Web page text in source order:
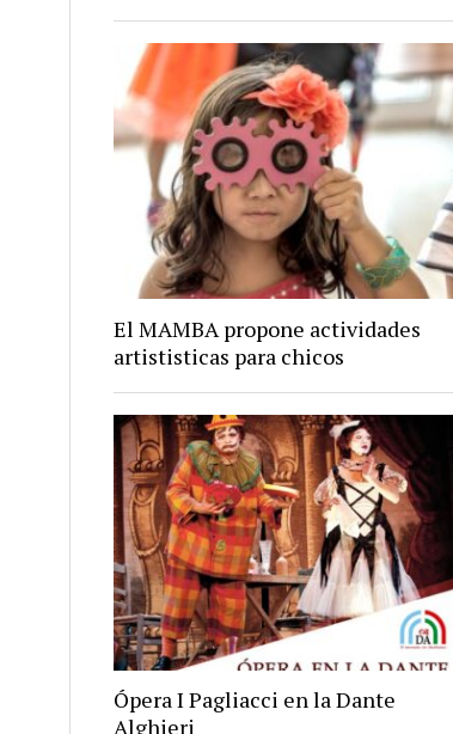
El MAMBA propone actividades
artististicas para chicos
Ópera I Pagliacci en la Dante
Alghieri